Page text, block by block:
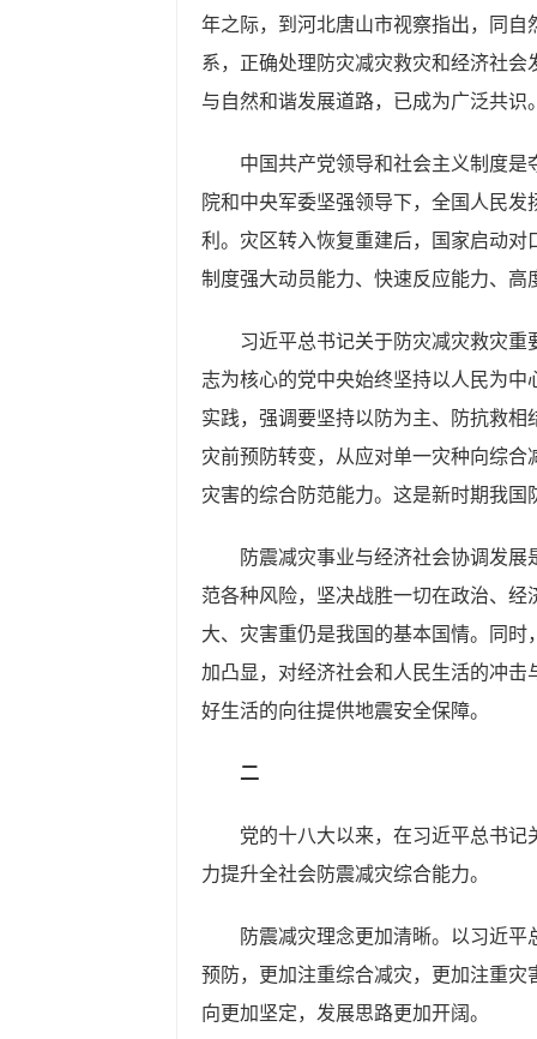
年之际，到河北唐山市视察指出，同
系，正确处理防灾减灾救灾和经济社
与自然和谐发展道路，已成为广泛共识
中国共产党领导和社会主义制度
院和中央军委坚强领导下，全国人民
利。灾区转入恢复重建后，国家启动
制度强大动员能力、快速反应能力、
习近平总书记关于防灾减灾救灾
志为核心的党中央始终坚持以人民为
实践，强调要坚持以防为主、防抗救
灾前预防转变，从应对单一灾种向综
灾害的综合防范能力。这是新时期我
防震减灾事业与经济社会协调发
范各种风险，坚决战胜一切在政治、
大、灾害重仍是我国的基本国情。同
加凸显，对经济社会和人民生活的冲
好生活的向往提供地震安全保障。
二
党的十八大以来，在习近平总书
力提升全社会防震减灾综合能力。
防震减灾理念更加清晰。以习近
预防，更加注重综合减灾，更加注重
向更加坚定，发展思路更加开阔。